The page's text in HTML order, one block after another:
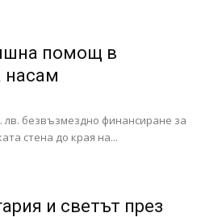
помощ в
насам
лв. безвъзмездно финансиране за
стена до края на...
и светът през